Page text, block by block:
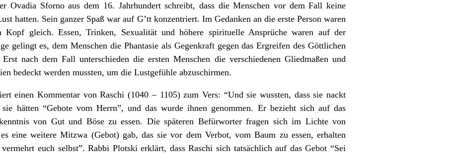
Ovadia Sforno aus dem 16. Jahrhundert schreibt, dass die Menschen vor dem Fall keine
hatten. Sein ganzer Spaß war auf G’tt konzentriert. Im Gedanken an die erste Person waren
Kopf gleich. Essen, Trinken, Sexualität und höhere spirituelle Ansprüche waren auf der
gelingt es, dem Menschen die Phantasie als Gegenkraft gegen das Ergreifen des Göttlichen
nach dem Fall unterschieden die ersten Menschen die verschiedenen Gliedmaßen und
bedeckt werden mussten, um die Lustgefühle abzuschirmen.
einen Kommentar von Raschi (1040 – 1105) zum Vers: “Und sie wussten, dass sie nackt
hätten “Gebote vom Herrn”, und das wurde ihnen genommen. Er bezieht sich auf das
von Gut und Böse zu essen. Die späteren Befürworter fragen sich im Lichte von
eine weitere Mitzwa (Gebot) gab, das sie vor dem Verbot, vom Baum zu essen, erhalten
euch selbst”. Rabbi Plotski erklärt, dass Raschi sich tatsächlich auf das Gebot “Sei